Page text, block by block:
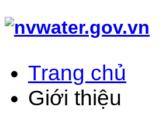
Trang chủ
Giới thiệu